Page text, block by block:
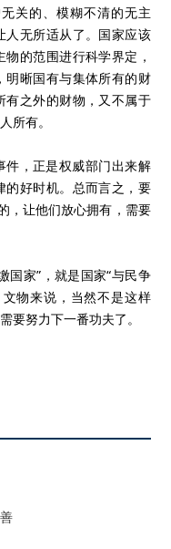
关的、模糊不清的无主
人无所适从了。国家应该
的范围进行科学界定，
明晰国有与集体所有的财
有之外的财物，又不属于
所有。
件，正是权威部门出来解
的好时机。总而言之，要
，让他们放心拥有，需要
国家”，就是国家“与民争
物来说，当然不是这样
要努力下一番功夫了。